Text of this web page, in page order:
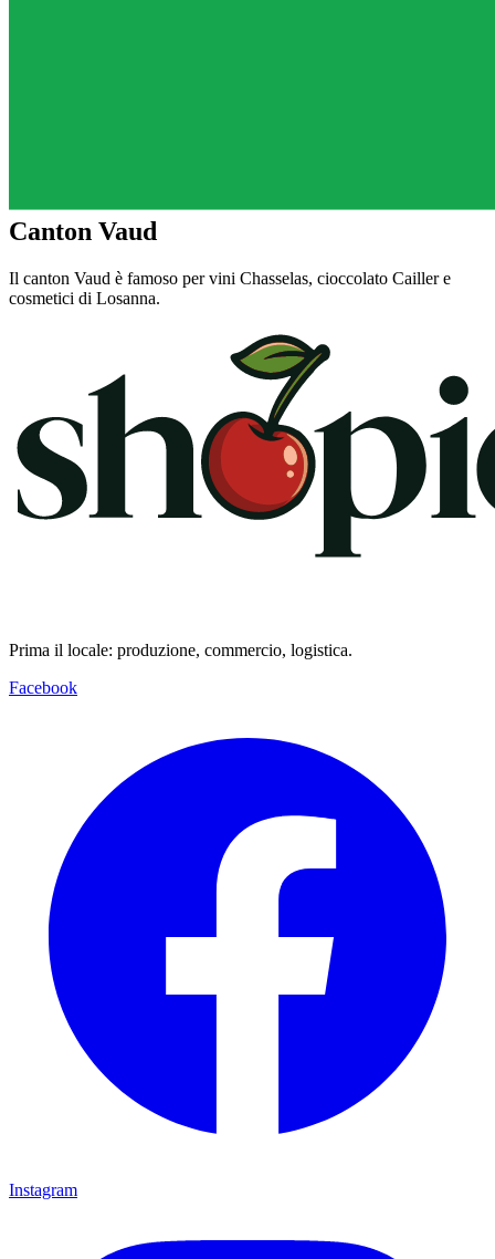
Canton Vaud
Il canton Vaud è famoso per vini Chasselas, cioccolato Cailler e
cosmetici di Losanna.
Prima il locale: produzione, commercio, logistica.
Facebook
Instagram